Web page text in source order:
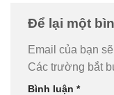
Để lại một
Email của bạn
Các trường bắt
Bình luận *